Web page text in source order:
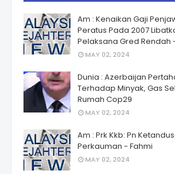
Am : Kenaikan Gaji
Peratus Pada 2007
Pelaksana Gred Rendah
MAY 02, 2024
Dunia : Azerbaijan
Terhadap Minyak, Gas
Rumah Cop29
MAY 02, 2024
Am : Prk Kkb: Pn
Perkauman - Fahmi
MAY 02, 2024